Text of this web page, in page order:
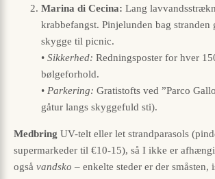
Marina di Cecina: Lang
krabbefangst. Pinjelunden bag stranden
skygge til picnic.
• Sikkerhed: Redningsposter for hver
bølgeforhold.
• Parkering: Gratistofts ved ”Parco
gåtur langs skyggefuld sti).
Medbring UV-telt eller let strandparasols
supermarkeder til €10-15), så I ikke er
også vandsko – enkelte steder er der småsten,